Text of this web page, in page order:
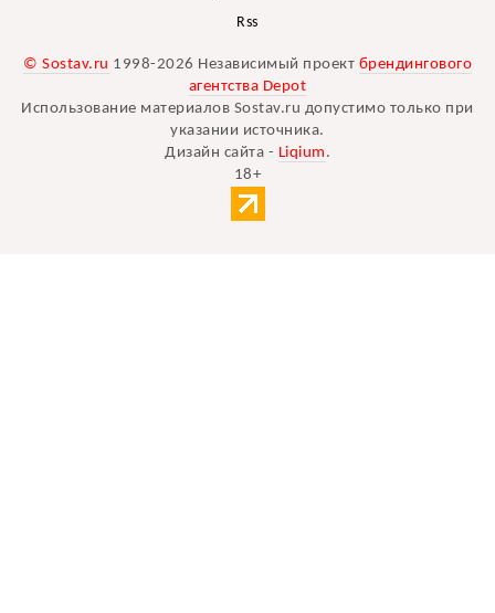
Rss
© Sostav.ru 1998-2026 Независимый проект брендингового
агентства Depot
Использование материалов Sostav.ru допустимо только при
указании источника.
Дизайн сайта - Liqium .
18+